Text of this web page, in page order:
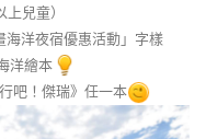
上兒童）
洋夜宿優惠活動」字樣
洋繪本
吧！傑瑞》任一本